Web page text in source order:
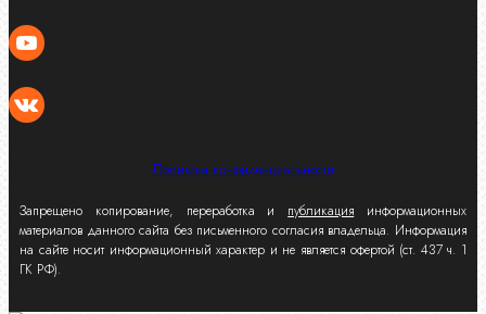
Политика конфиденциальности
Запрещено копирование, переработка и публикация информационных
материалов данного сайта без письменного согласия владельца. Информация
на сайте носит информационный характер и не является офертой (ст. 437 ч. 1
ГК РФ).